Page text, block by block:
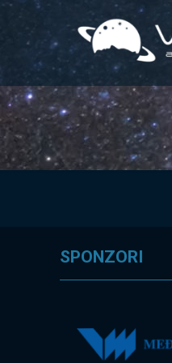
SPONZORI